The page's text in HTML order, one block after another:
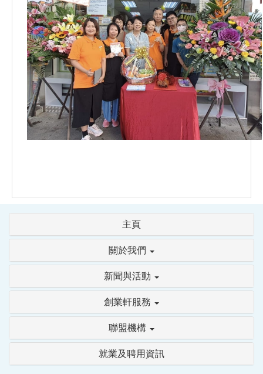
主頁
關於我們
新聞與活動
創業軒服務
聯盟機構
就業及聘用資訊